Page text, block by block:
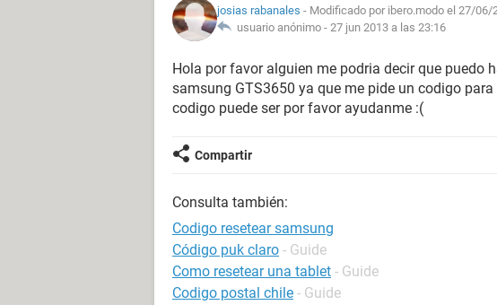
josias rabanales - Modificado por ibero.modo el 27/06/
usuario anónimo - 27 jun 2013 a las 23:16
Hola por favor alguien me podria decir que puedo
samsung GTS3650 ya que me pide un codigo
codigo puede ser por favor ayudanme :(
Compartir
Consulta también:
Codigo resetear samsung
Código puk claro - Guide
Como resetear una tablet - Guide
Codigo postal chile - Guide